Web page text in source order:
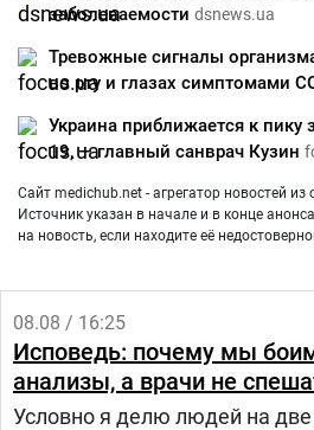
заболеваемости dsnews.ua
Тревожные сигналы
во рту и глазах симптомами
Украина приближается к пику
19, — главный санврач Кузин
Сайт medichub.net - агрегатор новостей из
Источник указан в начале и в конце
на новость, если находите её
08.08 / 16:25
Исповедь: почему мы
анализы, а врачи не
Условно я делю людей на две